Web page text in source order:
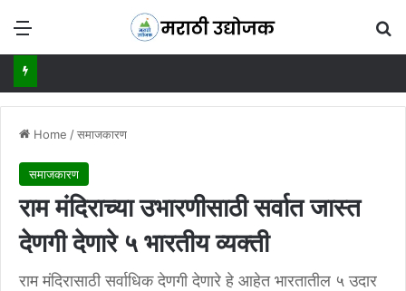
Menu
Home /समाजकारण
समाजकारण
राम मंदिराच्या उभारणीसाठी सर्वात जास्त
देणगी देणारे ५ भारतीय व्यक्ती
राम मंदिरासाठी सर्वाधिक देणगी देणारे हे आहेत भारतातील ५ उदार